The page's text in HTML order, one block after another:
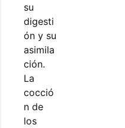
su
digesti
ón y su
asimila
ción.
La
cocció
n de
los